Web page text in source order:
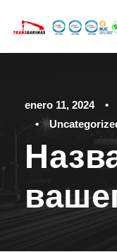
enero 11, 2024 •
•